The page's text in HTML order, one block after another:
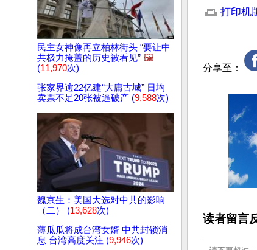
民主女神像再立柏林街头 “要让中
共极力掩盖的历史被看见” 🖼️
(11,970次)
张家界逾22亿建“大庸古城” 日均
卖票不足20张被逼破产 (9,588次)
魏京生：美国大选对中共的影响
（二） (13,628次)
薄瓜瓜将成台湾女婿 中共封锁消
息 台湾高度关注 (9,946次)
打印机
分享至：
读者留言